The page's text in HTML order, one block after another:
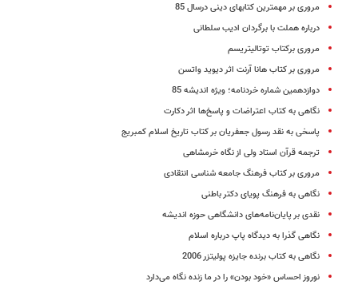
مروری بر مهمترین کتابهای دینی درسال 85
درباره هملت با برگردان ادیب سلطانی
مروری برکتاب توتالیتریسم
مروری بر کتاب هانا آرنت اثر دیوید واتسن
دوازدهمین شماره خردنامه؛ ویژه اندیشه 85
نگاهی به کتاب اعتراضات و پاسخ‌ها اثر دکارت
پاسخی به نقد رسول جعفریان بر کتاب تاریخ اسلام کمبریج
ترجمه قرآن استاد ولی از نگاه خرمشاهی
مروری بر کتاب فرهنگ جامعه شناسی انتقادی
نگاهی به فرهنگ پویای دکتر باطنی
نقدی بر پایان‌نامه‌های دانشگاهی حوزه اندیشه
نگاهی گذرا به دیدگاه پاپ درباره اسلام
نگاهی به کتاب برنده جایزه پولیتزر 2006
نوروز احساس «خود بودن» را در ما زنده نگاه می‌دارد